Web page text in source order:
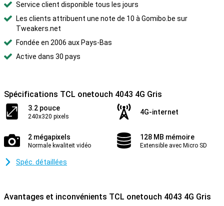
Service client disponible tous les jours
Les clients attribuent une note de 10 à Gomibo.be sur
Tweakers.net
Fondée en 2006 aux Pays-Bas
Active dans 30 pays
Spécifications TCL onetouch 4043 4G Gris
3.2 pouce
240x320 pixels
4G-internet
2 mégapixels
Normale kwaliteit vidéo
128 MB mémoire
Extensible avec Micro SD
Spéc. détaillées
Avantages et inconvénients TCL onetouch 4043 4G Gris